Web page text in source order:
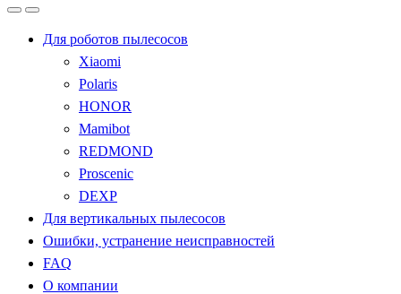
Для роботов пылесосов
Xiaomi
Polaris
HONOR
Mamibot
REDMOND
Proscenic
DEXP
Для вертикальных пылесосов
Ошибки, устранение неисправностей
FAQ
О компании